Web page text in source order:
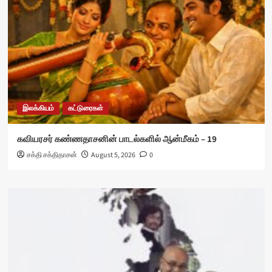
இலக்கியம் கட்டுரைகள்
கவியரசர் கண்ணதாசனின் பாடல்களில் ஆன்மீகம் – 19
சக்தி சக்திதாசன் August 5, 2026 0